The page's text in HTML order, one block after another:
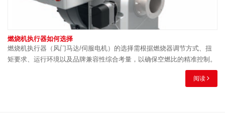
燃烧机执行器如何选择
燃烧机执行器（风门马达/伺服电机）的选择需根据燃烧器调节方式、扭
矩要求、运行环境以及品牌兼容性综合考量，以确保空燃比的精准控制。
阅读